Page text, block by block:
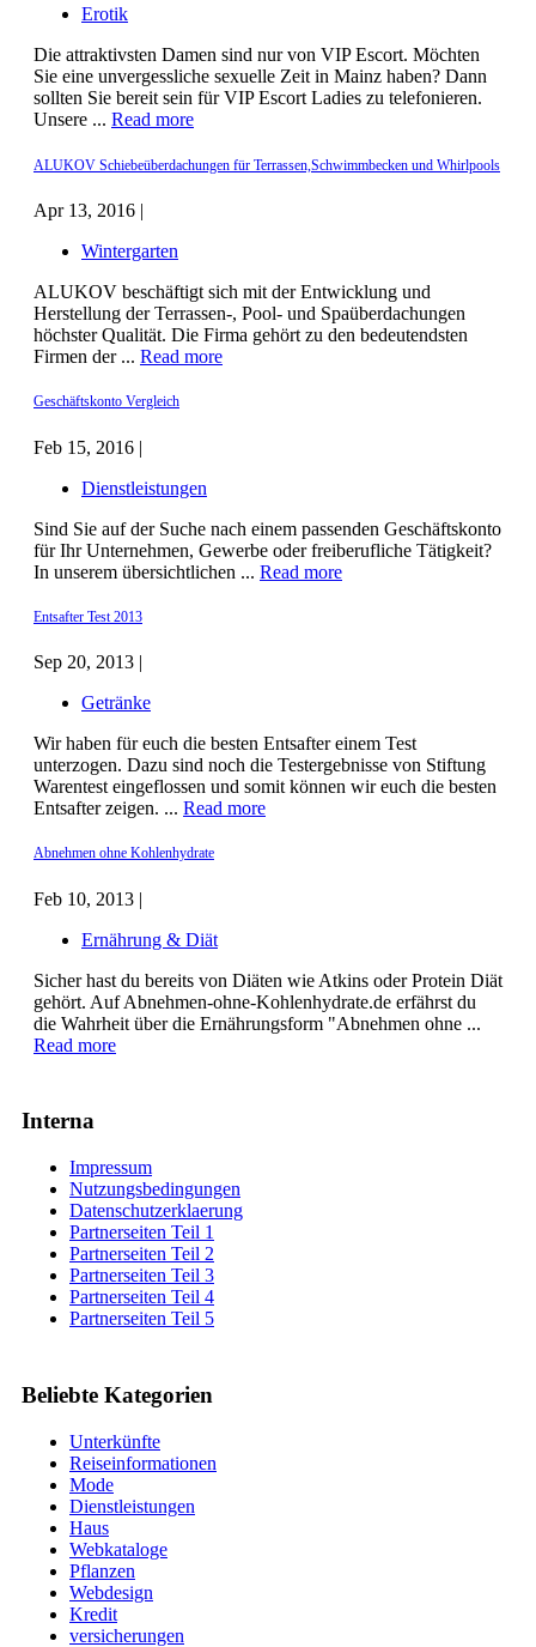
Beliebte Kategorien
Unterkünfte
Reiseinformationen
Mode
Dienstleistungen
Haus
Webkataloge
Pflanzen
Webdesign
Kredit
versicherungen
Erotik
Die attraktivsten Damen sind nur von VIP Escort. Möchten
Sie eine unvergessliche sexuelle Zeit in Mainz haben? Dann
sollten Sie bereit sein für VIP Escort Ladies zu telefonieren.
Unsere ... Read more
ALUKOV Schiebeüberdachungen für Terrassen,Schwimmbecken und Whirlpools
Apr 13, 2016 |
Wintergarten
ALUKOV beschäftigt sich mit der Entwicklung und
Herstellung der Terrassen-, Pool- und Spaüberdachungen
höchster Qualität. Die Firma gehört zu den bedeutendsten
Firmen der ... Read more
Geschäftskonto Vergleich
Feb 15, 2016 |
Dienstleistungen
Sind Sie auf der Suche nach einem passenden Geschäftskonto
für Ihr Unternehmen, Gewerbe oder freiberufliche Tätigkeit?
In unserem übersichtlichen ... Read more
Entsafter Test 2013
Sep 20, 2013 |
Getränke
Wir haben für euch die besten Entsafter einem Test
unterzogen. Dazu sind noch die Testergebnisse von Stiftung
Warentest eingeflossen und somit können wir euch die besten
Entsafter zeigen. ... Read more
Abnehmen ohne Kohlenhydrate
Feb 10, 2013 |
Ernährung & Diät
Sicher hast du bereits von Diäten wie Atkins oder Protein Diät
gehört. Auf Abnehmen-ohne-Kohlenhydrate.de erfährst du
die Wahrheit über die Ernährungsform "Abnehmen ohne ...
Read more
Interna
Impressum
Nutzungsbedingungen
Datenschutzerklaerung
Partnerseiten Teil 1
Partnerseiten Teil 2
Partnerseiten Teil 3
Partnerseiten Teil 4
Partnerseiten Teil 5